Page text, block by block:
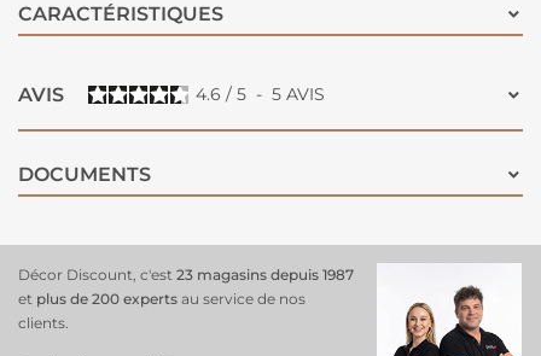
CARACTÉRISTIQUES
AVIS 4.6 / 5 - 5 AVIS
DOCUMENTS
Décor Discount, c'est 23 magasins depuis 1987
et plus de 200 experts au service de nos
clients.